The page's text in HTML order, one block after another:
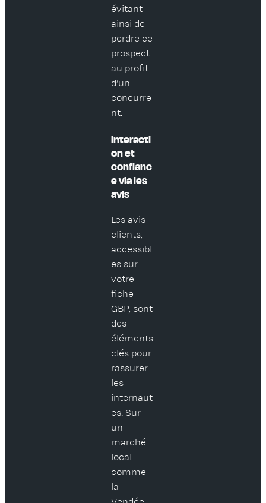
évitant
ainsi de
perdre ce
prospect
au profit
d’un
concurre
nt.
Interacti
on et
confianc
e via les
avis
Les avis
clients,
accessibl
es sur
votre
fiche
GBP, sont
des
éléments
clés pour
rassurer
les
internaut
es. Sur
un
marché
local
comme
la